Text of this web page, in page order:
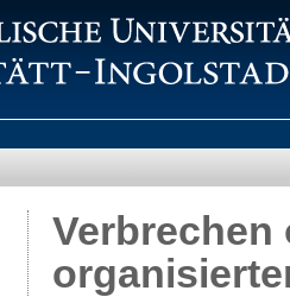
Verbrechen